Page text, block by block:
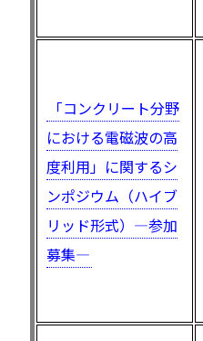
「コンクリート分野
における電磁波の高
度利用」に関するシ
ンポジウム（ハイブ
リッド形式）—参加
募集—